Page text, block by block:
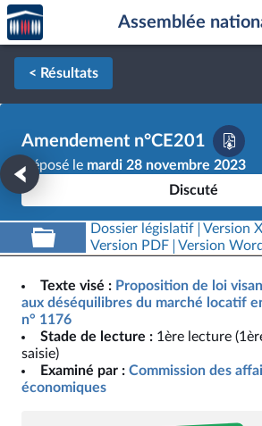
Aller au contenu
Aller en bas de la page
Accèder
à la
page
d'accueil
Assemblée
< Résultats
Amendement n°CE201
Déposé le mardi 28 novembre 2023
Discuté
Dossier législatif Version
Version PDF
Version
Texte visé : Proposition de loi
aux déséquilibres du marché locatif
n° 1176
Stade de lecture : 1ère lecture
saisie)
Examiné par : Commission des
économiques